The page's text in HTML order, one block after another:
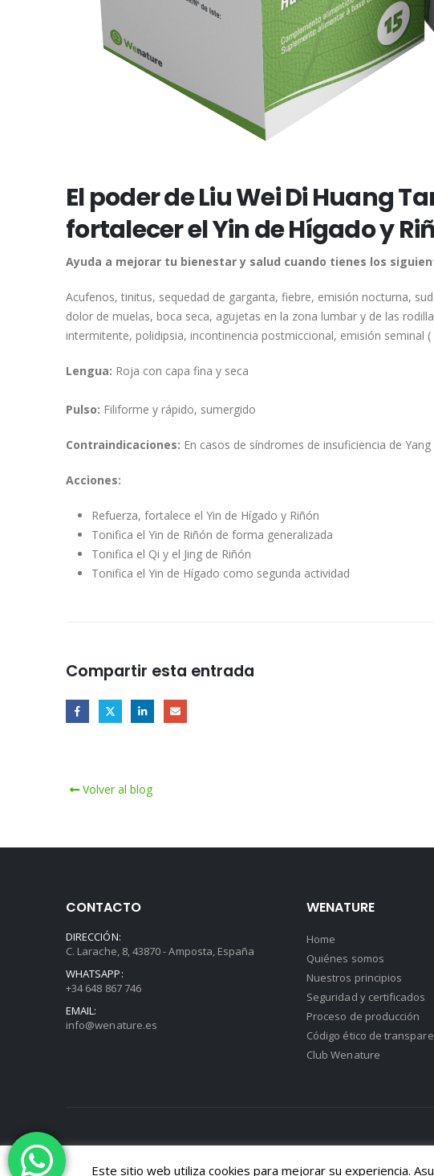
El poder de Liu Wei Di Huang
fortalecer el Yin de Hígado y
Ayuda a mejorar tu bienestar y salud cuando tienes los
Acufenos, tinitus, sequedad de garganta, fiebre, emisión nocturna,
dolor de muelas, boca seca, agujetas en la zona lumbar y de las
intermitente, polidipsia, incontinencia postmiccional, emisión seminal
Lengua: Roja con capa fina y seca
Pulso: Filiforme y rápido, sumergido
Contraindicaciones: En casos de síndromes de insuficiencia de
Acciones:
Refuerza, fortalece el Yin de Hígado y Riñón
Tonifica el Yin de Riñón de forma generalizada
Tonifica el Qi y el Jing de Riñón
Tonifica el Yin de Hígado como segunda actividad
Compartir esta entrada
Volver al blog
CONTACTO
DIRECCIÓN:
C. Larache, 8, 43870 - Amposta, España
WHATSAPP:
+34 648 867 746
EMAIL:
info@wenature.es
WENATURE
Home
Quiénes somos
Nuestros principios
Seguridad y certificados
Proceso de producción
Código ético de
Club Wenature
Este sitio web utiliza cookies para mejorar su experiencia.